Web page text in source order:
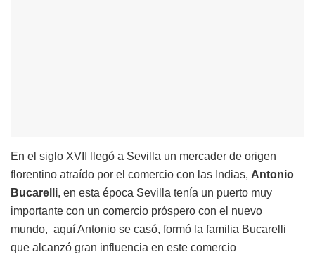
En el siglo XVII llegó a Sevilla un mercader de origen
florentino atraído por el comercio con las Indias, Antonio
Bucarelli, en esta época Sevilla tenía un puerto muy
importante con un comercio próspero con el nuevo
mundo, aquí Antonio se casó, formó la familia Bucarelli
que alcanzó gran influencia en este comercio